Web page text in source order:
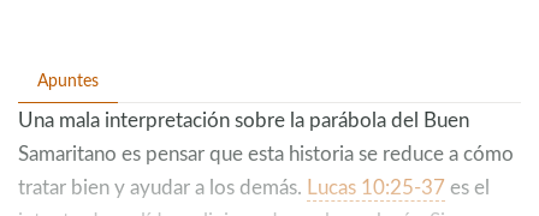
Apuntes
Una mala interpretación sobre la parábola del Buen
Samaritano es pensar que esta historia se reduce a cómo
tratar bien y ayudar a los demás. Lucas 10:25-37 es el